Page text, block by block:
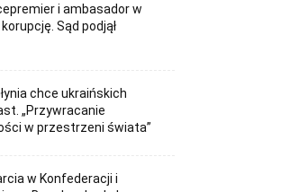
i ambasador w
Sąd podjął
chce ukraińskich
„Przywracanie
w przestrzeni świata”
w Konfederacji i